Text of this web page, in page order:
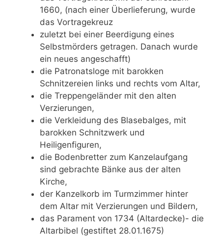
1660, (nach einer Überlieferung, wurde
das Vortragekreuz
zuletzt bei einer Beerdigung eines
Selbstmörders getragen. Danach wurde
ein neues angeschafft)
die Patronatsloge mit barokken
Schnitzereien links und rechts vom Altar,
die Treppengeländer mit den alten
Verzierungen,
die Verkleidung des Blasebalges, mit
barokken Schnitzwerk und
Heiligenfiguren,
die Bodenbretter zum Kanzelaufgang
sind gebrachte Bänke aus der alten
Kirche,
der Kanzelkorb im Turmzimmer hinter
dem Altar mit Verzierungen und Bildern,
das Parament von 1734 (Altardecke)- die
Altarbibel (gestiftet 28.01.1675)